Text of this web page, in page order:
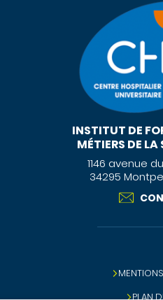
INSTITUT DE
MÉTIERS DE
1146 avenue
34295
PLAN